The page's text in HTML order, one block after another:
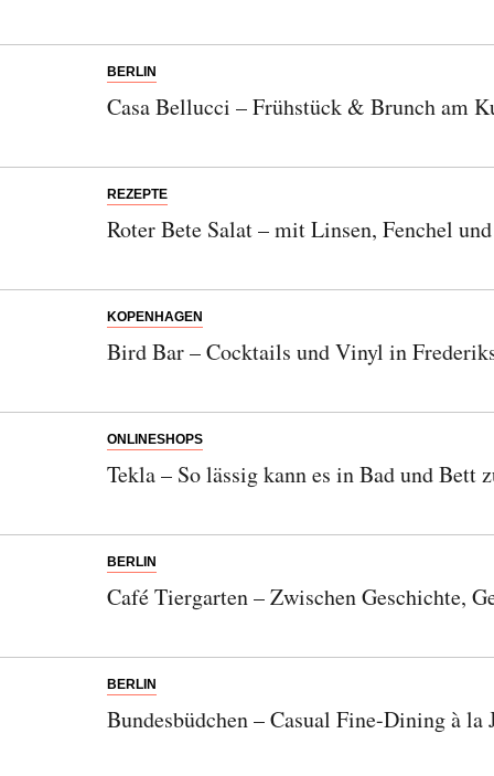
BERLIN
Casa Bellucci – Frühstück & Brunch am
REZEPTE
Roter Bete Salat – mit Linsen, Fenchel
KOPENHAGEN
Bird Bar – Cocktails und Vinyl in
ONLINESHOPS
Tekla – So lässig kann es in Bad und Bett
BERLIN
Café Tiergarten – Zwischen Geschichte,
BERLIN
Bundesbüdchen – Casual Fine-Dining à la